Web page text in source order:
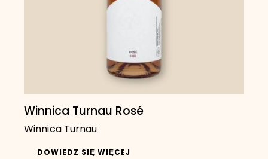
Winnica Turnau Rosé
Winnica Turnau
DOWIEDZ SIĘ WIĘCEJ